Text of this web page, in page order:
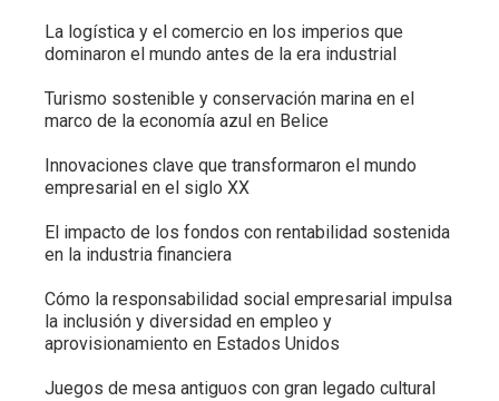
La logística y el comercio en los imperios que
dominaron el mundo antes de la era industrial
Turismo sostenible y conservación marina en el
marco de la economía azul en Belice
Innovaciones clave que transformaron el mundo
empresarial en el siglo XX
El impacto de los fondos con rentabilidad sostenida
en la industria financiera
Cómo la responsabilidad social empresarial impulsa
la inclusión y diversidad en empleo y
aprovisionamiento en Estados Unidos
Juegos de mesa antiguos con gran legado cultural